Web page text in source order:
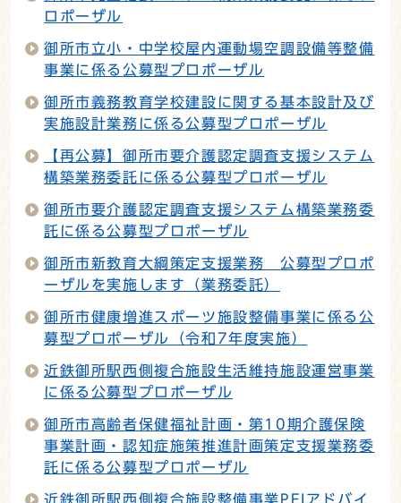
ロポーザル
御所市立小・中学校屋内運動場空調設備等整備
事業に係る公募型プロポーザル
御所市義務教育学校建設に関する基本設計及び
実施設計業務に係る公募型プロポーザル
【再公募】御所市要介護認定調査支援システム
構築業務委託に係る公募型プロポーザル
御所市要介護認定調査支援システム構築業務委
託に係る公募型プロポーザル
御所市新教育大綱策定支援業務 公募型プロポ
ーザルを実施します（業務委託）
御所市健康増進スポーツ施設整備事業に係る公
募型プロポーザル（令和7年度実施）
近鉄御所駅西側複合施設生活維持施設運営事業
に係る公募型プロポーザル
御所市高齢者保健福祉計画・第10期介護保険
事業計画・認知症施策推進計画策定支援業務委
託に係る公募型プロポーザル
近鉄御所駅西側複合施設整備事業PFIアドバイ